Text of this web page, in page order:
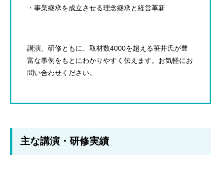
・事業継承を成立させる理念継承と経営革新
講演、研修ともに、取材数4000を超える笹井氏が豊
富な事例をもとにわかりやすく伝えます。お気軽にお
問い合わせください。
主な講演・研修実績